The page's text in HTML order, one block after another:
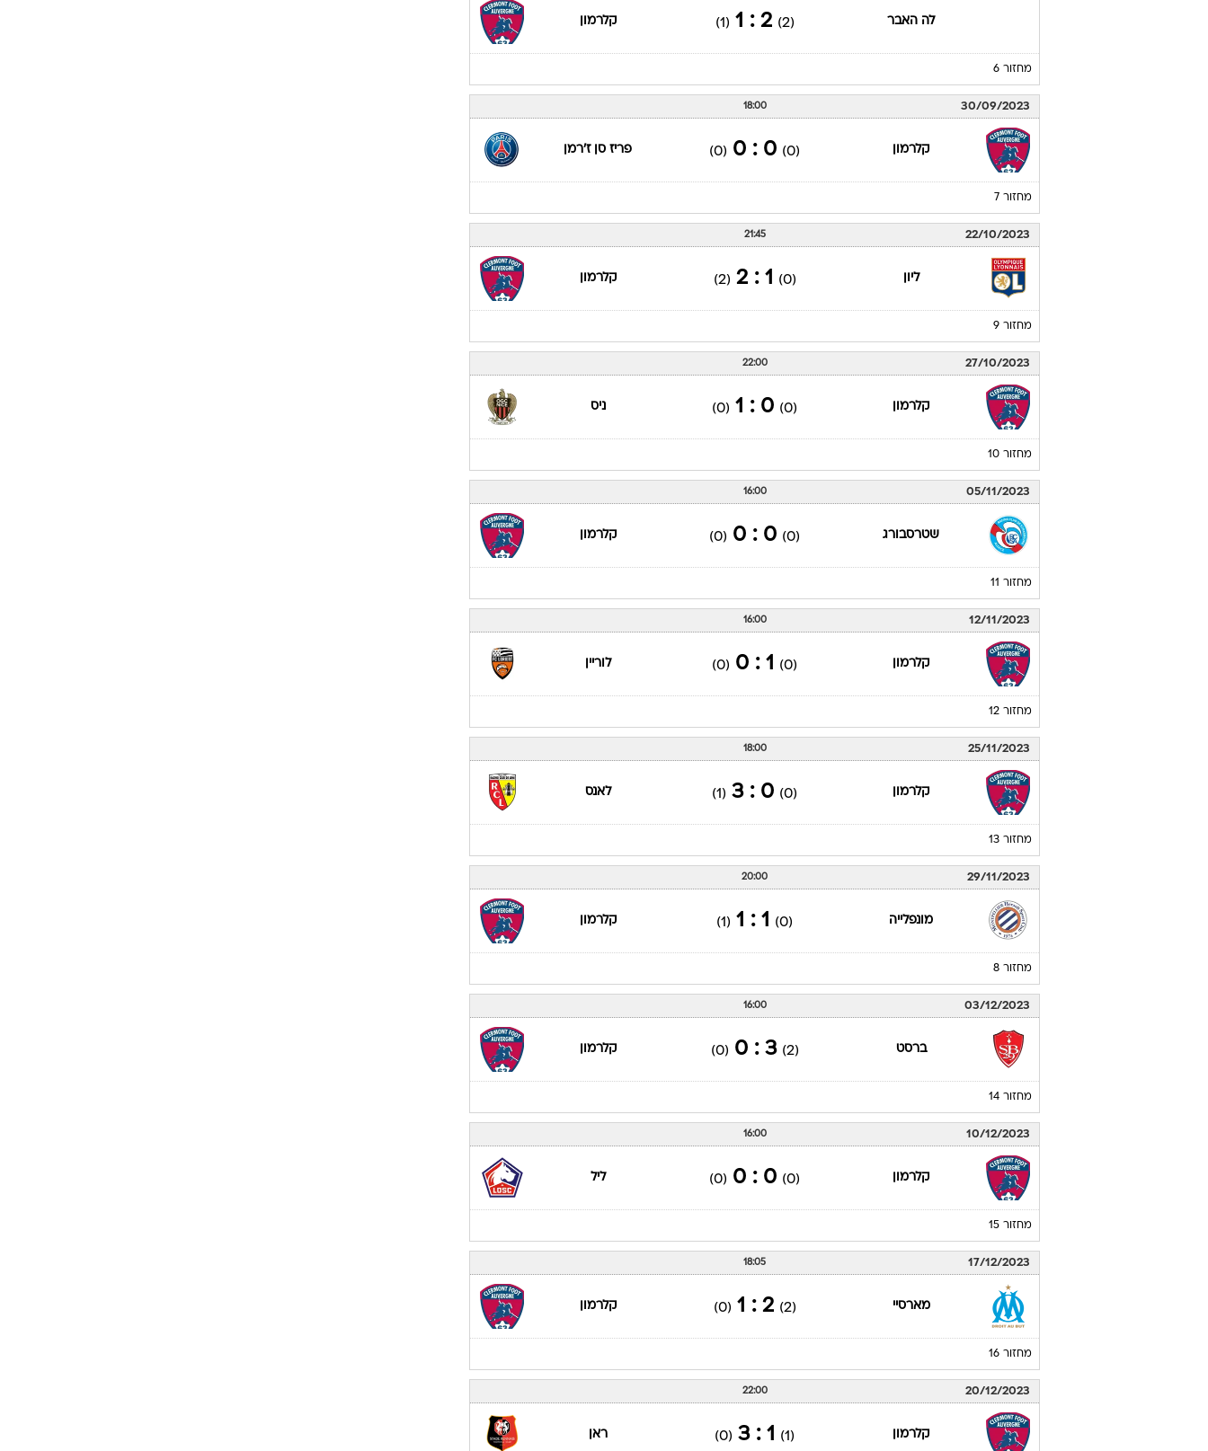
לה האבר (2)
2 : 1
(1) קלרמון
מחזור 6
30/09/2023
18:00
קלרמון (0)
0 : 0
(0) פריז סן ז'רמן
מחזור 7
22/10/2023
21:45
ליון (0)
1 : 2
(2) קלרמון
מחזור 9
27/10/2023
22:00
קלרמון (0)
0 : 1
(0) ניס
מחזור 10
05/11/2023
16:00
שטרסבורג (0)
0 : 0
(0) קלרמון
מחזור 11
12/11/2023
16:00
קלרמון (0)
1 : 0
(0) לוריין
מחזור 12
25/11/2023
18:00
קלרמון (0)
0 : 3
(1) לאנס
מחזור 13
29/11/2023
20:00
מונפלייה (0)
1 : 1
(1) קלרמון
מחזור 8
03/12/2023
16:00
ברסט (2)
3 : 0
(0) קלרמון
מחזור 14
10/12/2023
16:00
קלרמון (0)
0 : 0
(0) ליל
מחזור 15
17/12/2023
18:05
מארסיי (2)
2 : 1
(0) קלרמון
מחזור 16
20/12/2023
22:00
קלרמון (1)
1 : 3
(0) ראן